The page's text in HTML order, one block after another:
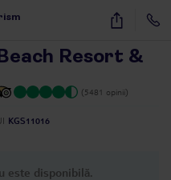
35
Resort &
(5481 opinii)
KGS11016
este disponibilă.